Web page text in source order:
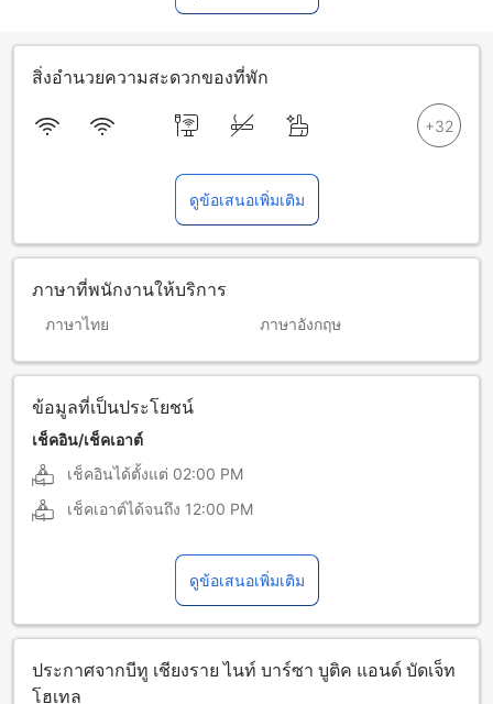
สิ่งอำนวยความสะดวกของที่พัก
ดูข้อเสนอเพิ่มเติม
ภาษาที่พนักงานให้บริการ
ภาษาไทย ภาษาอังกฤษ
ข้อมูลที่เป็นประโยชน์
เช็คอิน/เช็คเอาต์
เช็คอินได้ตั้งแต่ 02:00 PM
เช็คเอาต์ได้จนถึง 12:00 PM
ดูข้อเสนอเพิ่มเติม
ประกาศจากบีทู เชียงราย ไนท์ บาร์ซา บูติค แอนด์ บัดเจ็ท
โฮเทล